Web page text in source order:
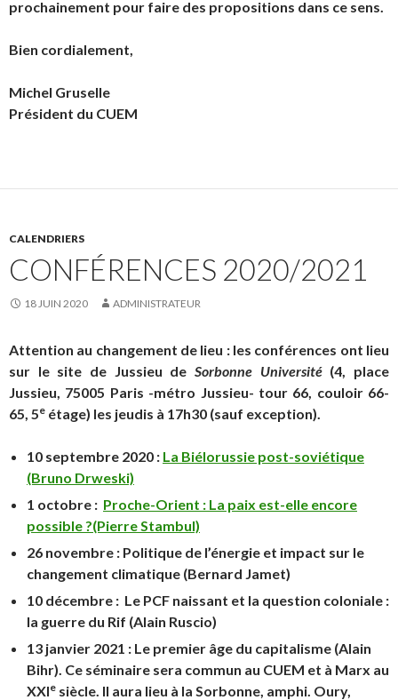
prochainement pour faire des propo­sitions dans ce sens.
Bien cordialement,
Michel Gruselle
Président du CUEM
CALENDRIERS
CONFÉRENCES 2020/2021
18 JUIN 2020 ADMINISTRATEUR
Attention au changement de lieu : les conférences ont lieu
sur le site de Jussieu de Sorbonne Université(4, place
Jussieu, 75005 Paris -métro Jussieu- tour 66, couloir 66-
65, 5e étage) les jeudis à 17h30 (sauf exception).
10 septembre 2020 : La Biélorussie post-soviétique
(Bruno Drweski)
1 octobre : Proche-Orient : La paix est-elle encore
possible ?(Pierre Stambul)
26 novembre : Politique de l’énergie et impact sur le
changement climatique (Bernard Jamet)
10 décembre : Le PCF naissant et la question coloniale :
la guerre du Rif (Alain Ruscio)
13 janvier 2021 : Le premier âge du capitalisme (Alain
Bihr). Ce séminaire sera commun au CUEM et à Marx au
XXIe siècle. Il aura lieu à la Sorbonne, amphi. Oury,